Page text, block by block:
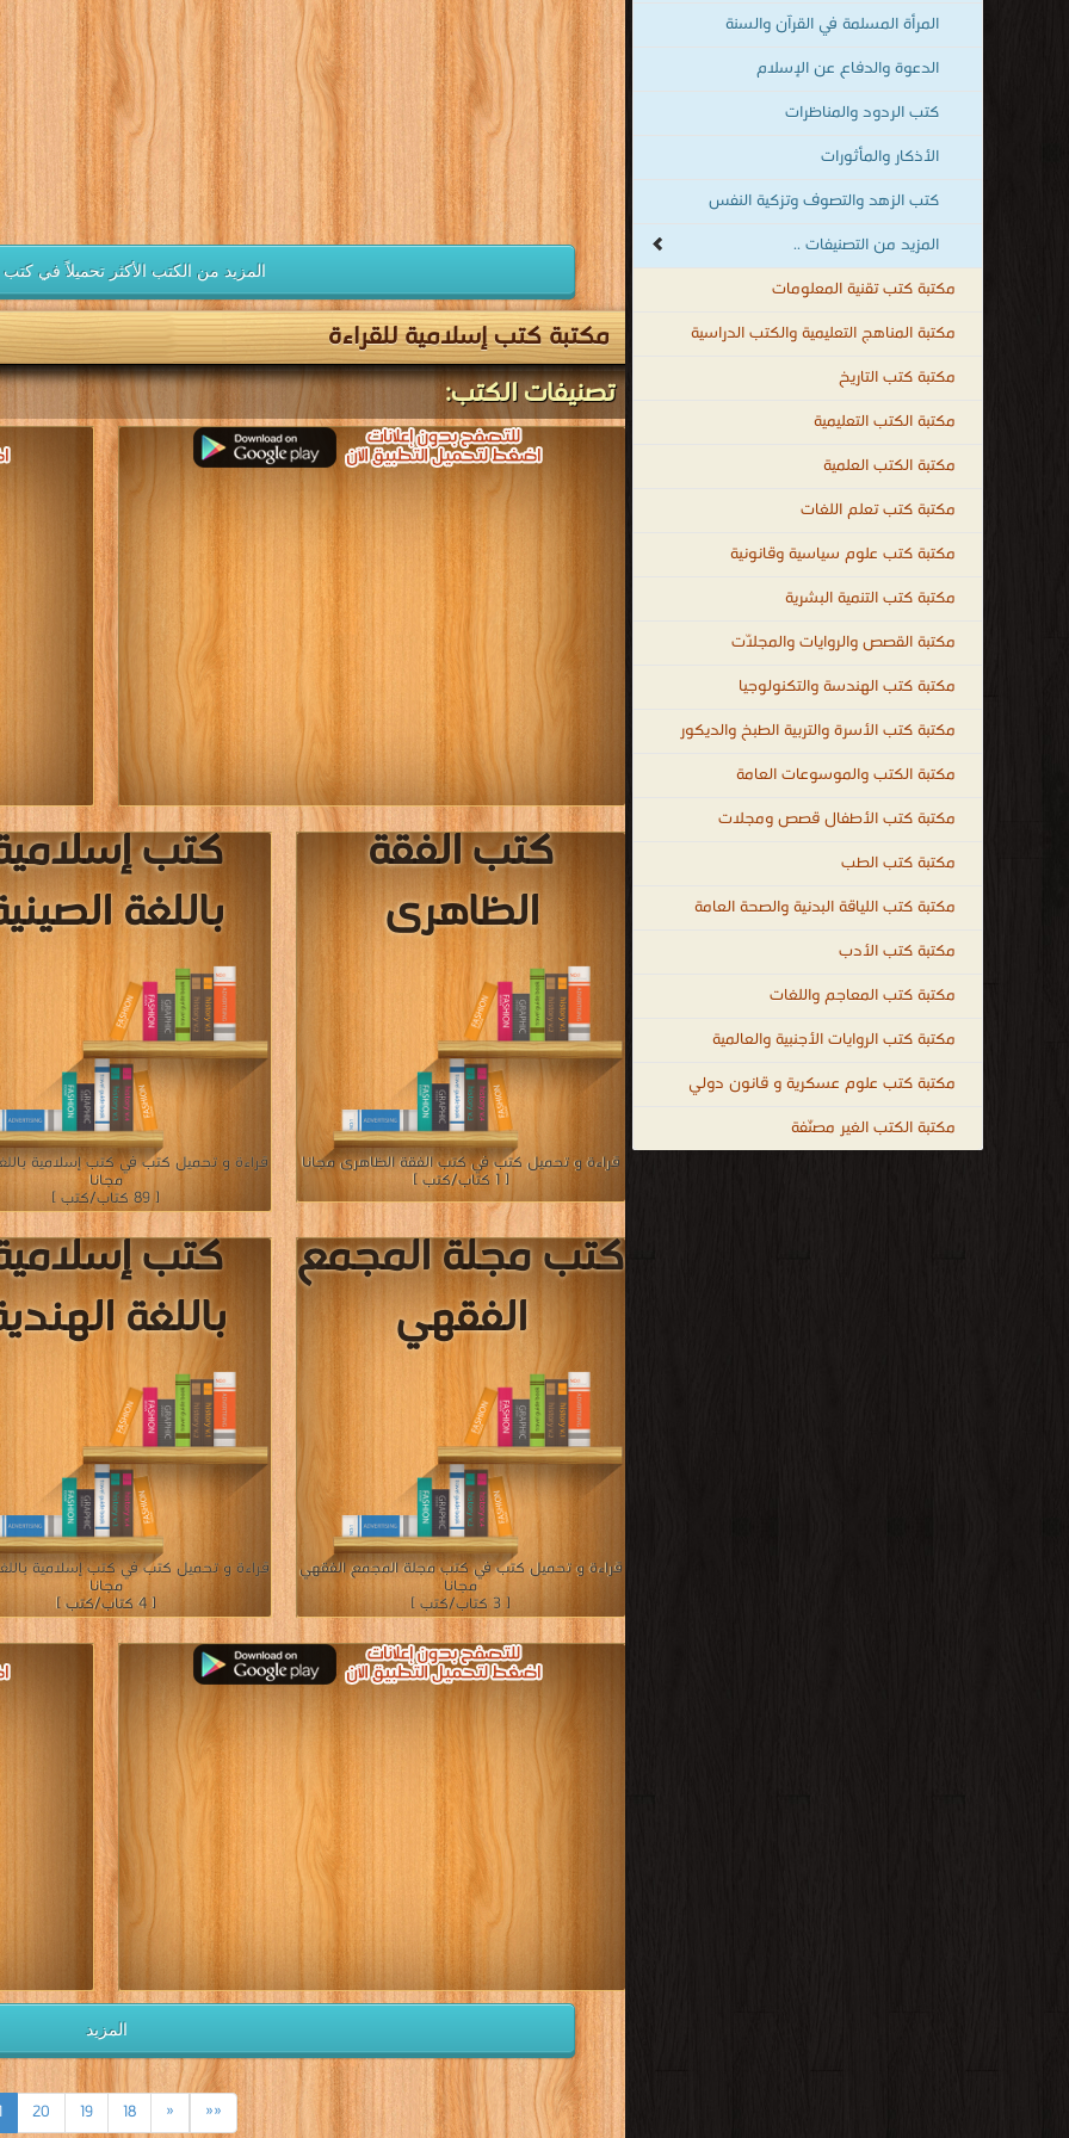
المرأة المسلمة في القرآن والسنة
الدعوة والدفاع عن الإسلام
كتب الردود والمناظرات
الأذكار والمأثورات
كتب الزهد والتصوف وتزكية النفس
المزيد من التصنيفات ..
مكتبة كتب تقنية المعلومات
مكتبة المناهج التعليمية والكتب الدراسية
مكتبة كتب التاريخ
مكتبة الكتب التعليمية
مكتبة الكتب العلمية
مكتبة كتب تعلم اللغات
مكتبة كتب علوم سياسية وقانونية
مكتبة كتب التنمية البشرية
مكتبة القصص والروايات والمجلّات
مكتبة كتب الهندسة والتكنولوجيا
مكتبة كتب الأسرة والتربية الطبخ والديكور
مكتبة الكتب والموسوعات العامة
مكتبة كتب الأطفال قصص ومجلات
مكتبة كتب الطب
مكتبة كتب اللياقة البدنية والصحة العامة
مكتبة كتب الأدب
مكتبة كتب المعاجم واللغات
مكتبة كتب الروايات الأجنبية والعالمية
مكتبة كتب علوم عسكرية و قانون دولي
مكتبة الكتب الغير مصنّفة
المزيد من الكتب الأكثر تحميلاً في كتب
مكتبة كتب إسلامية للقراءة
تصنيفات الكتب:
كتب
باللغة
قراءة و تحميل كتب في كتب إسلامية
مجانا
[ 89 كتاب/كتب ]
كتب الفقة
الظاهرى
قراءة و تحميل كتب في كتب الفقة الظاهرى مجانا
[ 1 كتاب/كتب ]
كتب
باللغة
قراءة و تحميل كتب في كتب إسلامية
مجانا
[ 4 كتاب/كتب ]
كتب مجلة المجمع
الفقهي
قراءة و تحميل كتب في كتب مجلة المجمع الفقهي
مجانا
[ 3 كتاب/كتب ]
المزيد
««
«
18
19
20